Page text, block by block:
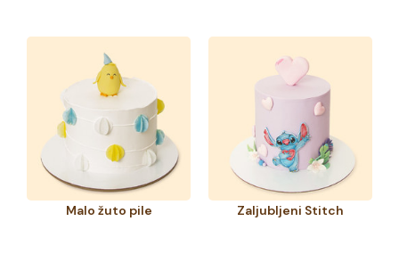
Malo žuto pile Zaljubljeni Stitch